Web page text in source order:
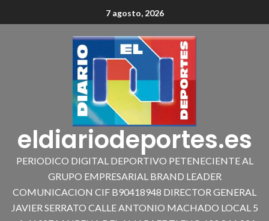
7 agosto, 2026
eldiariodeportes.es
PERIODICO DIGITAL DEPORTIVO PETENECIENTE AL
GRUPO EMPRESARIAL BRAND LEADER
COMUNICACION CIF B90418948 DIRECTOR GENERAL
JAVIER SERRATO CALLE ANTONIO MACHADO LOCAL 5